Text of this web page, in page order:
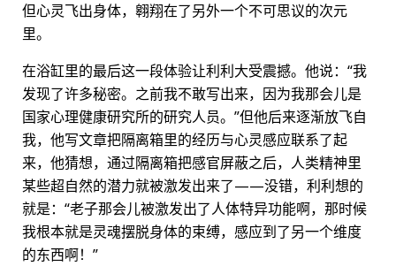
但心灵飞出身体，翱翔在了另外一个不可思议的次元
里。
在浴缸里的最后这一段体验让利利大受震撼。他说：“我
发现了许多秘密。之前我不敢写出来，因为我那会儿是
国家心理健康研究所的研究人员。”但他后来逐渐放飞自
我，他写文章把隔离箱里的经历与心灵感应联系了起
来，他猜想，通过隔离箱把感官屏蔽之后，人类精神里
某些超自然的潜力就被激发出来了——没错，利利想的
就是：“老子那会儿被激发出了人体特异功能啊，那时候
我根本就是灵魂摆脱身体的束缚，感应到了另一个维度
的东西啊！”